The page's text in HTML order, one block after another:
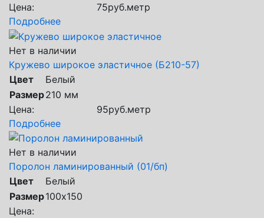
Цена:
75руб.метр
Подробнее
Нет в наличии
Кружево широкое эластичное (Б210-57)
Цвет
Белый
Размер210 мм
Цена:
95руб.метр
Подробнее
Нет в наличии
Поролон ламинированный (01/бп)
Цвет
Белый
Размер100х150
Цена: